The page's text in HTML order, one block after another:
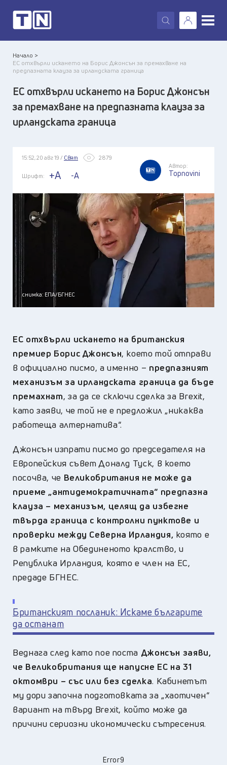
X
Начало >
ЕС отхвърли искането на Борис Джонсън за премахване на
предпазната клауза за ирландската граница
ЕС отхвърли искането на Борис Джонсън
за премахване на предпазната клауза за
ирландската граница
15:52, 20 авг 19 / Свят 2879
Шрифт: +A -A
Автор:
Topnovini
снимка: ЕПА/БГНЕС
ЕС отхвърли искането на британския
премиер Борис Джонсън, което той отправи
в официално писмо, а именно – предпазният
механизъм за ирландската граница да бъде
премахнат, за да се сключи сделка за Brexit,
като заяви, че той не е предложил „никаква
работеща алтернатива“.
Джонсън изпрати писмо до председателя на
Европейския съвет Доналд Туск, в което
посочва, че Великобритания не може да
приеме „антидемократичната“ предпазна
клауза – механизъм, целящ да избегне
твърда граница с контролни пунктове и
проверки между Северна Ирландия, която е
в рамките на Обединеното кралство, и
Република Ирландия, която е член на ЕС,
предаде БГНЕС.
Британският посланик: Искаме българите
да останат
Веднага след като пое поста Джонсън заяви,
че Великобритания ще напусне ЕС на 31
октомври – със или без сделка. Кабинетът
му дори започна подготовката за „хаотичен“
вариант на твърд Brexit, който може да
причини сериозни икономически сътресения.
Error9